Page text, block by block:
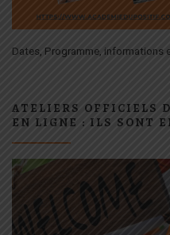
Dates, Programme, informations
ATELIERS OFFICIELS
EN LIGNE : ILS SONT